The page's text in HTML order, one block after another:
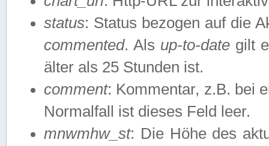
status: Status bezogen auf die
commented. Als up-to-date gilt
älter als 25 Stunden ist.
comment: Kommentar, z.B. bei
Normalfall ist dieses Feld leer.
mnwmhw_st: Die Höhe des